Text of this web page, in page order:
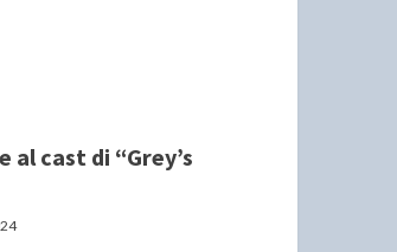
al cast di “Grey’s